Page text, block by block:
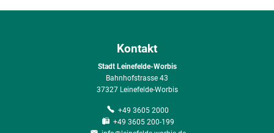
Kontakt
Stadt Leinefelde-Worbis
Bahnhofstrasse 43
37327 Leinefelde-Worbis
+49 3605 2000
+49 3605 200-199